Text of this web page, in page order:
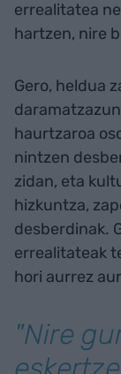
errealitatea
hartzen, nire
Gero, heldua
haurtzaroa
nintzen
zidan, eta
hizkuntza,
desberdinak.
errealitateak
hori aurrez
"Nire